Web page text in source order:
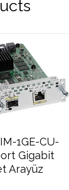
1GE-CU-
Gigabit
Arayüz